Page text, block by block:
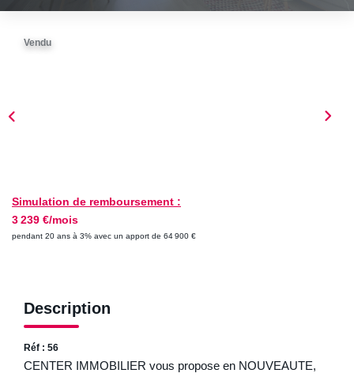
FAIRE GÉRER
Vendu
Simulation de remboursement :
3 239 €/mois
pendant 20 ans à 3% avec un apport de 64 900 €
Description
Réf : 56
CENTER IMMOBILIER vous propose en NOUVEAUTE,